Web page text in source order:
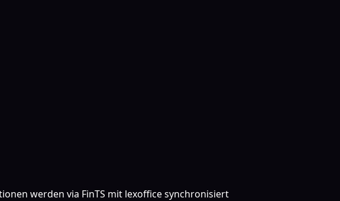
werden via FinTS mit lexoffice synchronisiert